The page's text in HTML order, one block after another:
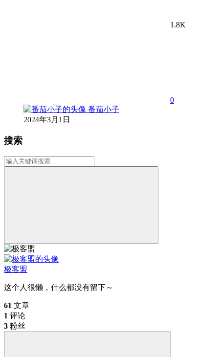
1.8K
0
番茄小子
2024年3月1日
搜索
极客盟
这个人很懒，什么都没有留下～
61 文章
1 评论
3 粉丝